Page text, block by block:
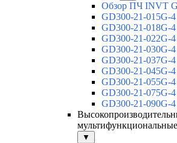
Обзор ПЧ INVT
GD300-21-015G-
GD300-21-018G-
GD300-21-022G-
GD300-21-030G-
GD300-21-037G-
GD300-21-045G-
GD300-21-055G-
GD300-21-075G-
GD300-21-090G-
▼